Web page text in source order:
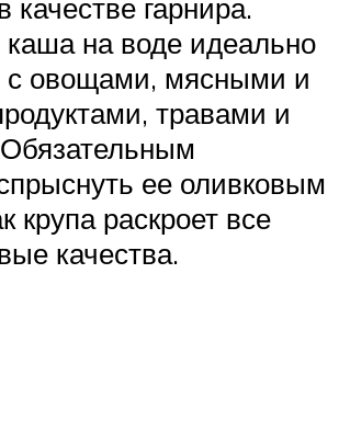
качестве гарнира.
на воде идеально
с овощами, мясными и
травами и
ее оливковым
крупа раскроет все
качества.